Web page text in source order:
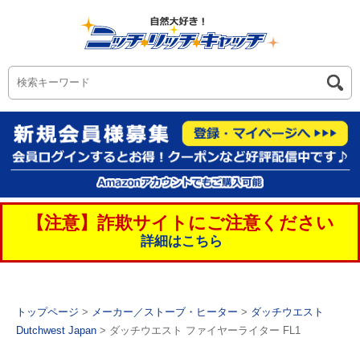
【注意】詐欺サイトにご注意ください
詳細はこちら
トップページ > メーカー／ストーブ・ヒーター > ダッチウエスト
Dutchwest Japan > ダッチウエスト ファイヤーライター FL1